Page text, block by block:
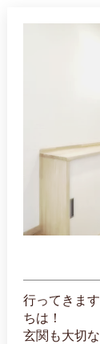
行ってきま
ちは！
玄関も大切